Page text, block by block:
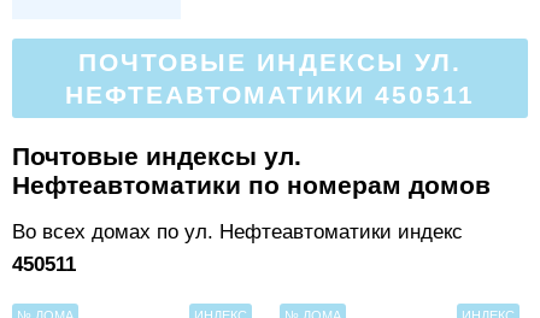
ПОЧТОВЫЕ ИНДЕКСЫ УЛ.
НЕФТЕАВТОМАТИКИ 450511
Почтовые индексы ул.
Нефтеавтоматики по номерам домов
Во всех домах по ул. Нефтеавтоматики индекс
450511